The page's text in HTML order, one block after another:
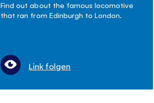
Find out about the famous locomotive
that ran from Edinburgh to London.
Link folgen